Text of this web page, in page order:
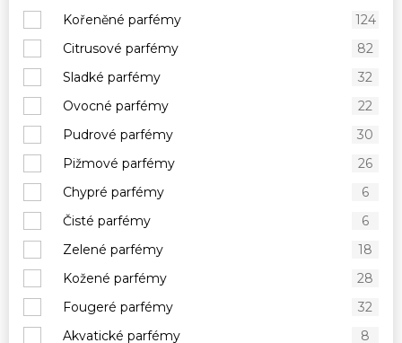
Kořeněné parfémy
124
Citrusové parfémy
82
Sladké parfémy
32
Ovocné parfémy
22
Pudrové parfémy
30
Pižmové parfémy
26
Chypré parfémy
6
Čisté parfémy
6
Zelené parfémy
18
Kožené parfémy
28
Fougeré parfémy
32
Akvatické parfémy
8